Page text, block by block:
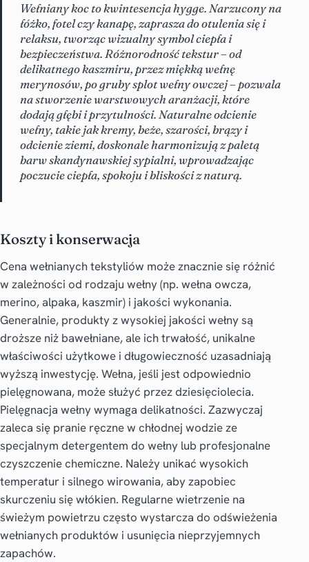
Wełniany koc to kwintesencja hygge. Narzucony na
łóżko, fotel czy kanapę, zaprasza do otulenia się i
relaksu, tworząc wizualny symbol ciepła i
bezpieczeństwa. Różnorodność tekstur – od
delikatnego kaszmiru, przez miękką wełnę
merynosów, po gruby splot wełny owczej – pozwala
na stworzenie warstwowych aranżacji, które
dodają głębi i przytulności. Naturalne odcienie
wełny, takie jak kremy, beże, szarości, brązy i
odcienie ziemi, doskonale harmonizują z paletą
barw skandynawskiej sypialni, wprowadzając
poczucie ciepła, spokoju i bliskości z naturą.
Koszty i konserwacja
Cena wełnianych tekstyliów może znacznie się różnić
w zależności od rodzaju wełny (np. wełna owcza,
merino, alpaka, kaszmir) i jakości wykonania.
Generalnie, produkty z wysokiej jakości wełny są
droższe niż bawełniane, ale ich trwałość, unikalne
właściwości użytkowe i długowieczność uzasadniają
wyższą inwestycję. Wełna, jeśli jest odpowiednio
pielęgnowana, może służyć przez dziesięciolecia.
Pielęgnacja wełny wymaga delikatności. Zazwyczaj
zaleca się pranie ręczne w chłodnej wodzie ze
specjalnym detergentem do wełny lub profesjonalne
czyszczenie chemiczne. Należy unikać wysokich
temperatur i silnego wirowania, aby zapobiec
skurczeniu się włókien. Regularne wietrzenie na
świeżym powietrzu często wystarcza do odświeżenia
wełnianych produktów i usunięcia nieprzyjemnych
zapachów.